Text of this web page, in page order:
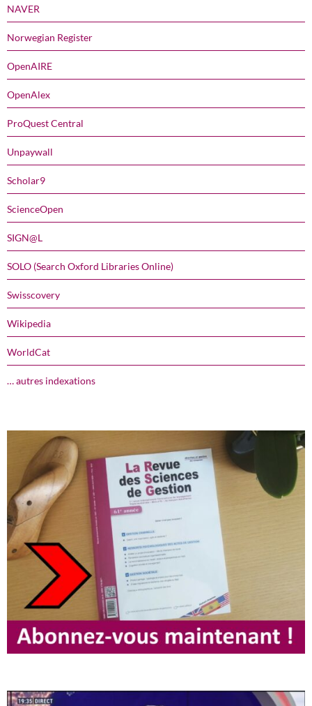
NAVER
Norwegian Register
OpenAIRE
OpenAlex
ProQuest Central
Unpaywall
Scholar9
ScienceOpen
SIGN@L
SOLO (Search Oxford Libraries Online)
Swisscovery
Wikipedia
WorldCat
… autres indexations